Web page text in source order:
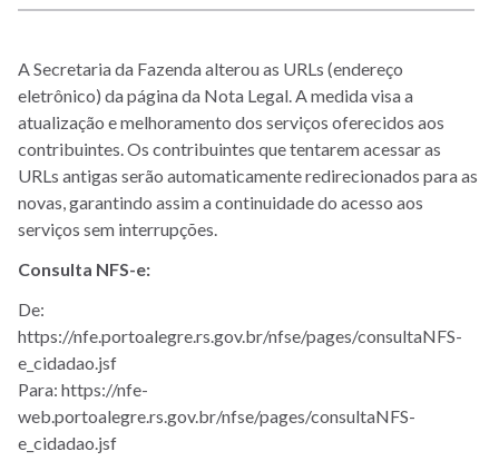
A Secretaria da Fazenda alterou as URLs (endereço
eletrônico) da página da Nota Legal. A medida visa a
atualização e melhoramento dos serviços oferecidos aos
contribuintes. Os contribuintes que tentarem acessar as
URLs antigas serão automaticamente redirecionados para as
novas, garantindo assim a continuidade do acesso aos
serviços sem interrupções.
Consulta NFS-e:
De:
https://nfe.portoalegre.rs.gov.br/nfse/pages/consultaNFS-
e_cidadao.jsf
Para: https://nfe-
web.portoalegre.rs.gov.br/nfse/pages/consultaNFS-
e_cidadao.jsf